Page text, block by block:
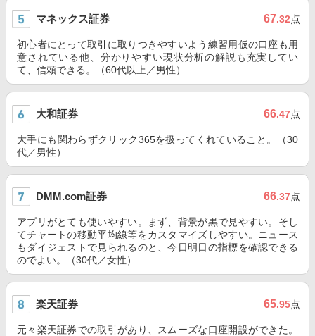
マネックス証券 67.32点
初心者にとって取引に取りつきやすいよう練習用仮の口座も用
意されている他、分かりやすい現状分析の解説も充実してい
て、信頼できる。（60代以上／男性）
大和証券 66.47点
大手にも関わらずクリック365を扱ってくれていること。（30
代／男性）
DMM.com証券 66.37点
アプリがとても使いやすい。まず、背景が黒で見やすい。そし
てチャートの移動平均線等をカスタマイズしやすい。ニュース
もダイジェストで見られるのと、今日明日の指標を確認できる
のでよい。（30代／女性）
楽天証券 65.95点
元々楽天証券での取引があり、スムーズな口座開設ができた。